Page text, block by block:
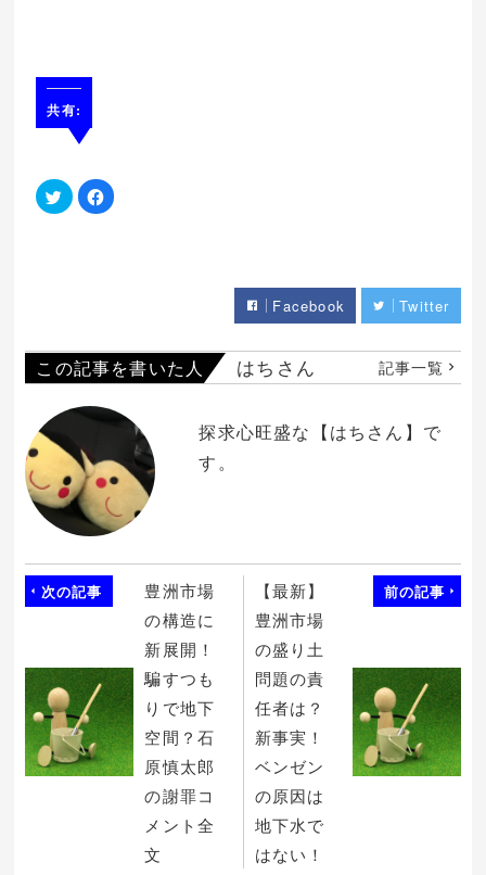
共有:
ク
リ
い
ウ
ィ
ン
ウ
き
ま
す)
Facebook
で
し
て
く
だ
い
(新
ウ
ィ
ン
ド
ウ
で
ま
Facebook Twitter
この記事を書いた人 はちさん 記事一覧
探求心旺盛な【はちさん】で
す。
次の記事
豊洲市場
の構造に
新展開！
騙すつも
りで地下
空間？石
原慎太郎
の謝罪コ
メント全
文
【最新】
豊洲市場
の盛り土
問題の責
任者は？
新事実！
ベンゼン
の原因は
地下水で
はない！
前の記事